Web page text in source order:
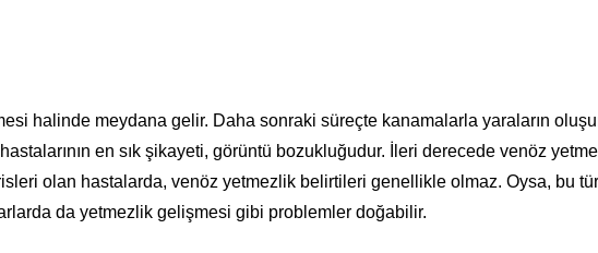
halinde meydana gelir. Daha sonraki süreçte kanamalarla yaraların
hastalarının en sık şikayeti, görüntü bozukluğudur. İleri derecede venöz
olan hastalarda, venöz yetmezlik belirtileri genellikle olmaz. Oysa, bu
da yetmezlik gelişmesi gibi problemler doğabilir.